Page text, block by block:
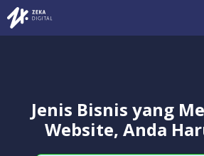
Langsung
ke
Jenis Bisnis yang
Website, Anda